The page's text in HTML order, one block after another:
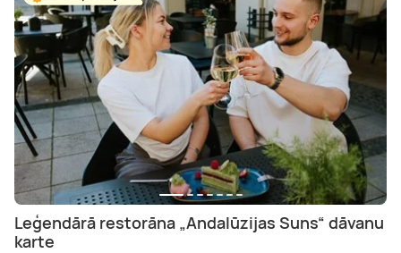
Leģendārā restorāna „Andalūzijas Suns“ dāvanu
karte